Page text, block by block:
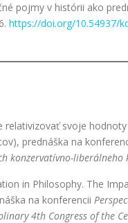
pojmy v histórii ako
https://doi.org/10.54937/
relativizovať svoje
prednáška na
konzervatívno-
in Philosophy. The
na konferencii
4th Congress of the